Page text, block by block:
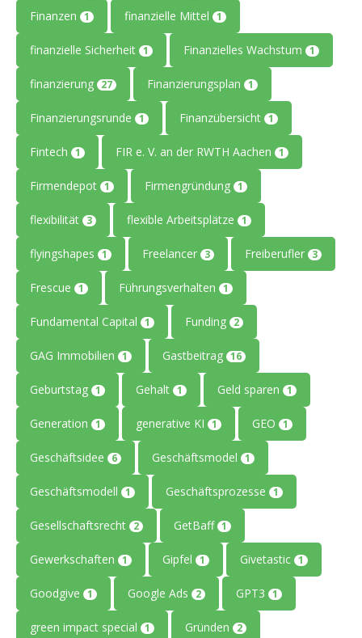
Finanzen 1 finanzielle Mittel 1
finanzielle Sicherheit 1 Finanzielles Wachstum 1
finanzierung 27 Finanzierungsplan 1
Finanzierungsrunde 1 Finanzübersicht 1
Fintech 1 FIR e. V. an der RWTH Aachen 1
Firmendepot 1 Firmengründung 1
flexibilität 3 flexible Arbeitsplätze 1
flyingshapes 1 Freelancer 3 Freiberufler 3
Frescue 1 Führungsverhalten 1
Fundamental Capital 1 Funding 2
GAG Immobilien 1 Gastbeitrag 16
Geburtstag 1 Gehalt 1 Geld sparen 1
Generation 1 generative KI 1 GEO 1
Geschäftsidee 6 Geschäftsmodel 1
Geschäftsmodell 1 Geschäftsprozesse 1
Gesellschaftsrecht 2 GetBaff 1
Gewerkschaften 1 Gipfel 1 Givetastic 1
Goodgive 1 Google Ads 2 GPT3 1
green impact special 1 Gründen 2